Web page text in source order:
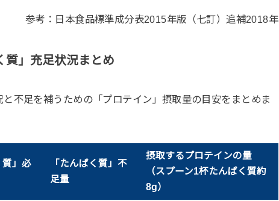
参考：日本食品標準成分表2015年版（七訂）追補2018年
質」充足状況まとめ
不足を補うための「プロテイン」摂取量の目安をまとめま
質」必
「たんぱく質」不
足量
摂取するプロテインの量
（スプーン1杯たんぱく質約
8g）